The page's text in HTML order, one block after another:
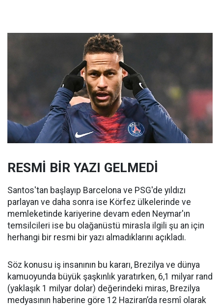
RESMİ BİR YAZI GELMEDİ
Santos'tan başlayıp Barcelona ve PSG'de yıldızı
parlayan ve daha sonra ise Körfez ülkelerinde ve
memleketinde kariyerine devam eden Neymar'ın
temsilcileri ise bu olağanüstü mirasla ilgili şu an için
herhangi bir resmi bir yazı almadıklarını açıkladı.
Söz konusu iş insanının bu kararı, Brezilya ve dünya
kamuoyunda büyük şaşkınlık yaratırken, 6,1 milyar rand
(yaklaşık 1 milyar dolar) değerindeki miras, Brezilya
medyasının haberine göre 12 Haziran’da resmî olarak